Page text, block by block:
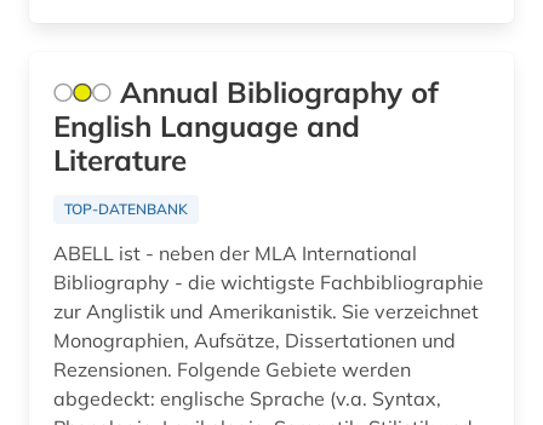
bildung (8)
bildung in der sozialarbeit (1)
bildungsgeschichte (2)
bildungspolitik (1)
bildungstheorie (1)
bildungswesen (1)
Annual Bibliography of
English Language and
Literature
TOP-DATENBANK
ABELL ist - neben der MLA International
Bibliography - die wichtigste Fachbibliographie
zur Anglistik und Amerikanistik. Sie verzeichnet
Monographien, Aufsätze, Dissertationen und
Rezensionen. Folgende Gebiete werden
abgedeckt: englische Sprache (v.a. Syntax,